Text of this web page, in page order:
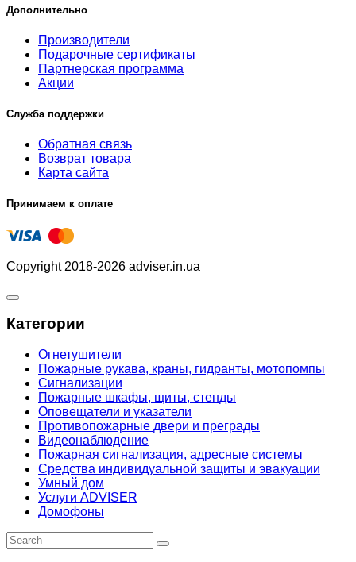
Дополнительно
Производители
Подарочные сертификаты
Партнерская программа
Акции
Служба поддержки
Обратная связь
Возврат товара
Карта сайта
Принимаем к оплате
Copyright 2018-2026 adviser.in.ua
Категории
Огнетушители
Пожарные рукава, краны, гидранты, мотопомпы
Сигнализации
Пожарные шкафы, щиты, стенды
Оповещатели и указатели
Противопожарные двери и преграды
Видеонаблюдение
Пожарная сигнализация, адресные системы
Средства индивидуальной защиты и эвакуации
Умный дом
Услуги ADVISER
Домофоны